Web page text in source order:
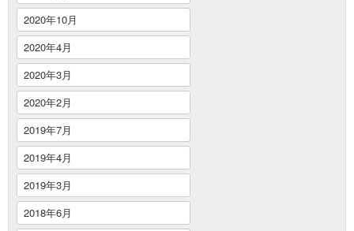
2020年10月
2020年4月
2020年3月
2020年2月
2019年7月
2019年4月
2019年3月
2018年6月